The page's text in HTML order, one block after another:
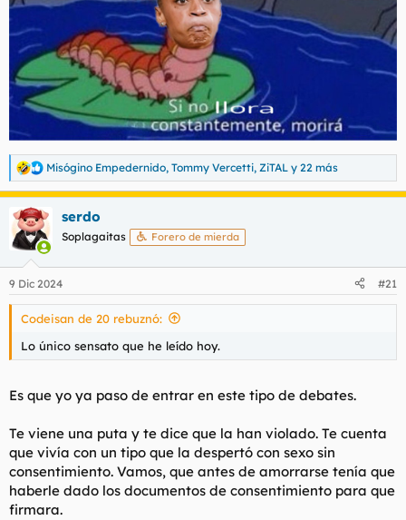
R
e
a
c
c
i
e
s
Misógino Empedernido, Tommy Vercetti, ZiTAL y 22 más
serdo
Soplagaitas Forero de mierda
9 Dic 2024 #21
Codeisan de 20 rebuznó:
Lo único sensato que he leído hoy.
Es que yo ya paso de entrar en este tipo de debates.
Te viene una puta y te dice que la han violado. Te cuenta
que vivía con un tipo que la despertó con sexo sin
consentimiento. Vamos, que antes de amorrarse tenía que
haberle dado los documentos de consentimiento para que
firmara.